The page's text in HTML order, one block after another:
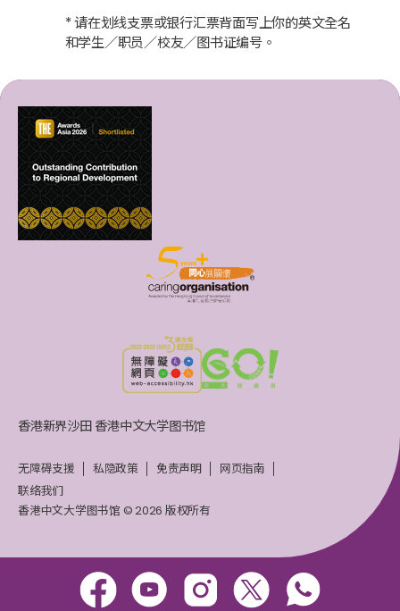
* 请在划线支票或银行汇票背面写上你的英文全名
和学生／职员／校友／图书证编号。
香港新界沙田 香港中文大学图书馆
无障碍支援 私隐政策 免责声明
网页指南
联络我们
香港中文大学图书馆 © 2026 版权所有